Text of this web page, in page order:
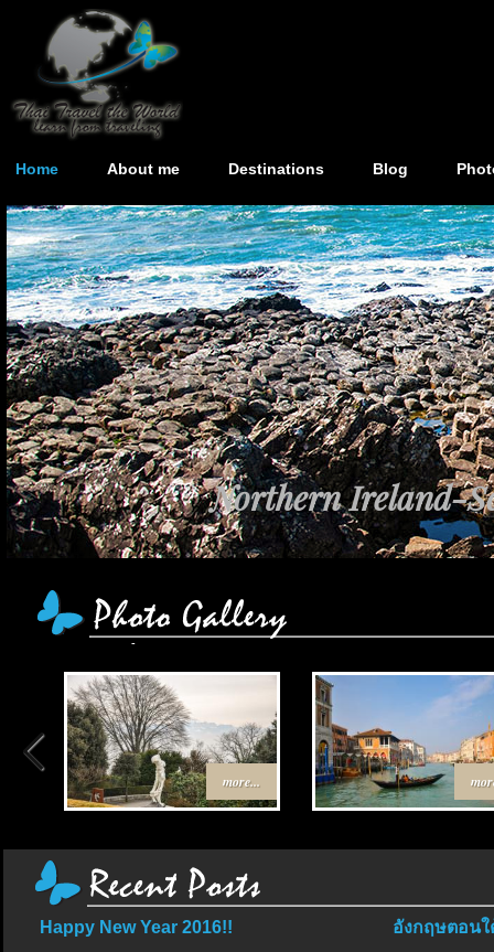
Home About me Destinations Blog
Northern Ireland-
เส้นทาง Egypt-
more...
Happy New Year 2016!! อังกฤษตอนใ